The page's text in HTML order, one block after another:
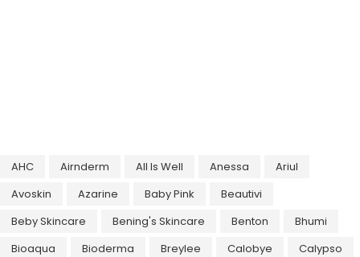
AHC Airnderm All Is Well Anessa
Ariul
Avoskin
Azarine Baby Pink
Beautivi
Beby Skincare
Bening's Skincare Benton
Bhumi
Bioaqua
Bioderma Breylee Calobye
Calypso